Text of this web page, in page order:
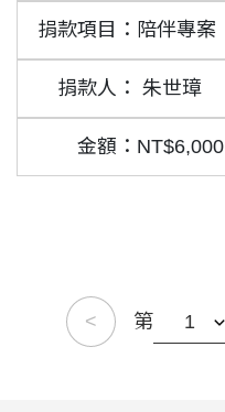
陪伴專案
朱世璋
NT$6,000
< 第